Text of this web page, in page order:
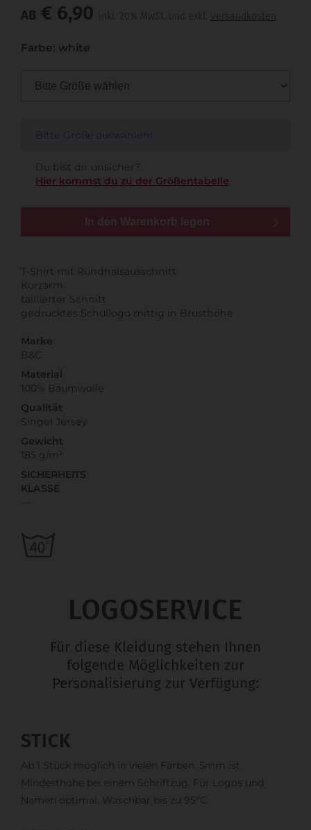
AB € 6,90 inkl. 20% MwSt. und exkl. Versandkosten
Farbe: white
Bitte Größe auswählen!
Du bist dir unsicher?
Hier kommst du zu der Größentabelle
In den Warenkorb legen
T-Shirt mit Rundhalsausschnitt
Kurzarm
taillierter Schnitt
gedrucktes Schullogo mittig in Brusthöhe
Marke
B&C
Material
100% Baumwolle
Qualität
Singel Jersey
Gewicht
185 g/m²
SICHERHEITS
KLASSE
LOGOSERVICE
Für diese Kleidung stehen Ihnen
folgende Möglichkeiten zur
Personalisierung zur Verfügung:
STICK
Ab 1 Stück möglich in vielen Farben. 5mm ist
Mindesthöhe bei einem Schriftzug. Für Logos und
Namen optimal. Waschbar bis zu 95°C.